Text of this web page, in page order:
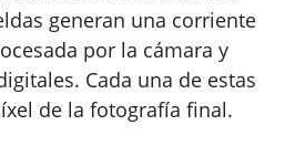
generan una corriente
por la cámara y
Cada una de estas
de la fotografía final.